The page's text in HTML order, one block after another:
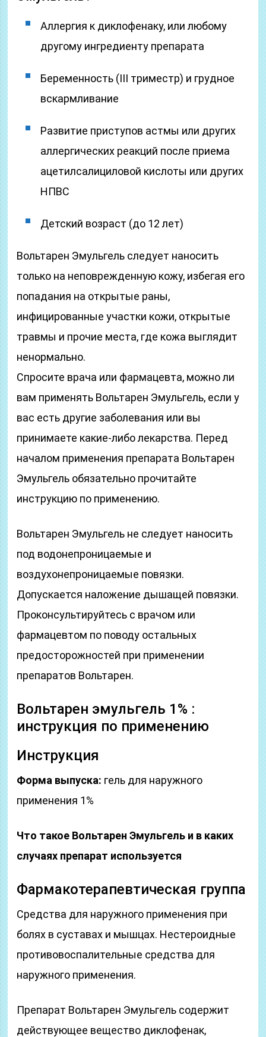
Аллергия к диклофенаку, или любому
другому ингредиенту препарата
Беременность (III триместр) и грудное
вскармливание
Развитие приступов астмы или других
аллергических реакций после приема
ацетилсалициловой кислоты или других
НПВС
Детский возраст (до 12 лет)
Вольтарен Эмульгель следует наносить
только на неповрежденную кожу, избегая его
попадания на открытые раны,
инфицированные участки кожи, открытые
травмы и прочие места, где кожа выглядит
ненормально.
Спросите врача или фармацевта, можно ли
вам применять Вольтарен Эмульгель, если у
вас есть другие заболевания или вы
принимаете какие-либо лекарства. Перед
началом применения препарата Вольтарен
Эмульгель обязательно прочитайте
инструкцию по применению.
Вольтарен Эмульгель не следует наносить
под водонепроницаемые и
воздухонепроницаемые повязки.
Допускается наложение дышащей повязки.
Проконсультируйтесь с врачом или
фармацевтом по поводу остальных
предосторожностей при применении
препаратов Вольтарен.
Вольтарен эмульгель 1% :
инструкция по применению
Инструкция
Форма выпуска: гель для наружного
применения 1%
Что такое Вольтарен Эмульгель и в каких
случаях препарат используется
Фармакотерапевтическая группа
Средства для наружного применения при
болях в суставах и мышцах. Нестероидные
противовоспалительные средства для
наружного применения.
Препарат Вольтарен Эмульгель содержит
действующее вещество диклофенак,